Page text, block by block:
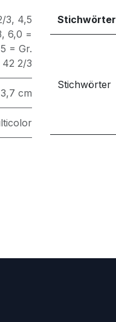
3, 4,5
, 6,0 =
= Gr.
2/3
3,7 cm
Stichwörter
Stichwörter